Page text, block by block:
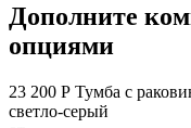
Дополните
опциями
23 200 Р Тумба с
светло-серый